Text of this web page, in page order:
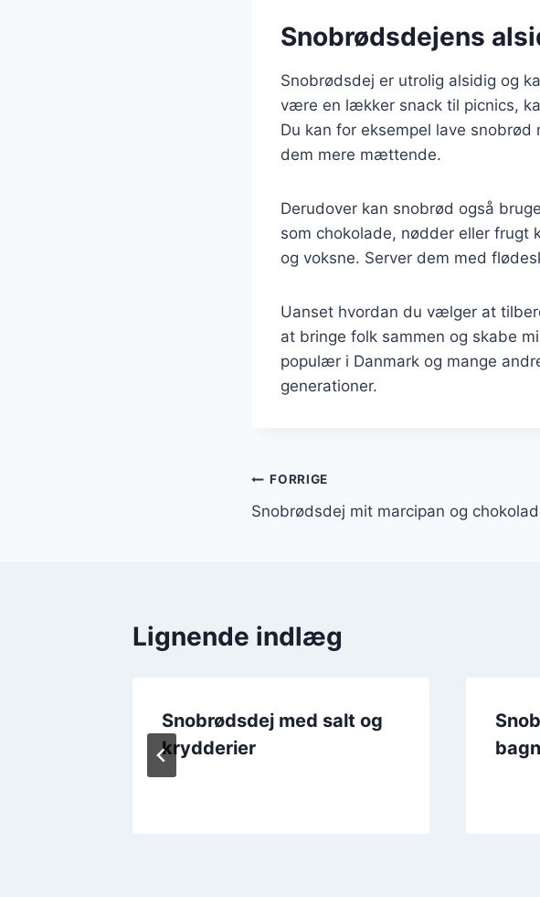
Snobrødsdejens
Snobrødsdej er utrolig alsidig og
være en lækker snack til picnics,
Du kan for eksempel lave
dem mere mættende.
Derudover kan snobrød også
som chokolade, nødder eller
og voksne. Server dem med
Uanset hvordan du vælger at
at bringe folk sammen og skabe
populær i Danmark og mange
generationer.
Indlægsnavigation
FORRIGE
Snobrødsdej mit marcipan og
Lignende indlæg
Snobrødsdej med salt og
krydderier